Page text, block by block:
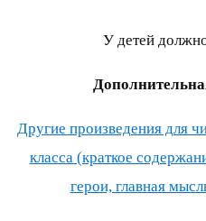
У детей
Другие произведения для
класса (краткое
герои, главная